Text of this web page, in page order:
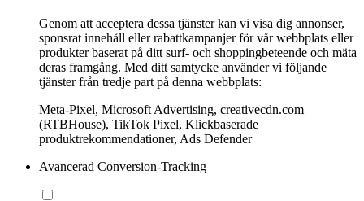
Genom att acceptera dessa tjänster kan vi visa dig annonser,
sponsrat innehåll eller rabattkampanjer för vår webbplats eller
produkter baserat på ditt surf- och shoppingbeteende och mäta
deras framgång. Med ditt samtycke använder vi följande
tjänster från tredje part på denna webbplats:
Meta-Pixel, Microsoft Advertising, creativecdn.com
(RTBHouse), TikTok Pixel, Klickbaserade
produktrekommendationer, Ads Defender
Avancerad Conversion-Tracking